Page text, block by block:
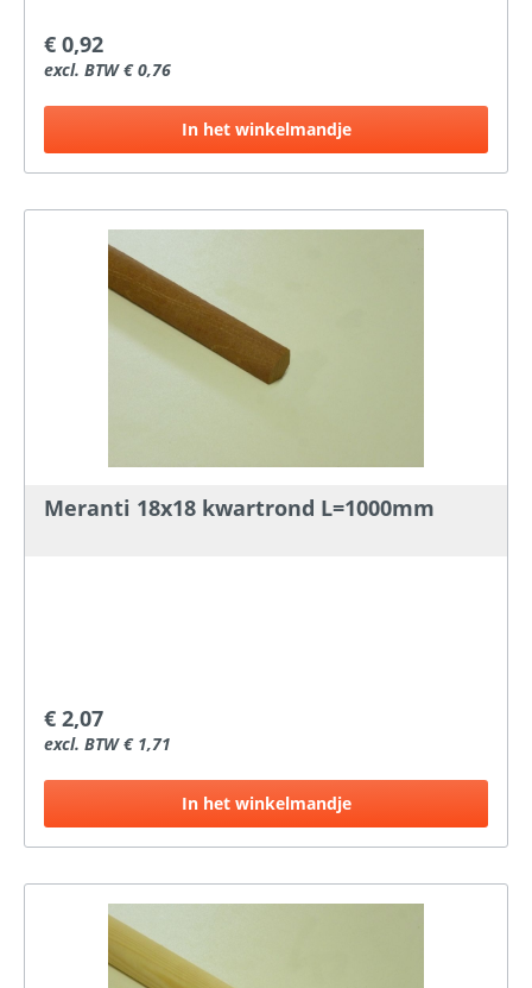
€ 0,92
excl. BTW € 0,76
In het winkelmandje
Meranti 18x18 kwartrond L=1000mm
€ 2,07
excl. BTW € 1,71
In het winkelmandje